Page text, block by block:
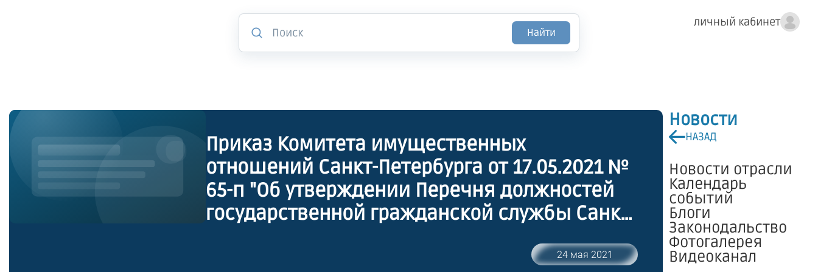
личный кабинет
Найти
Новости
НАЗАД
Новости отрасли
Календарь
событий
Блоги
Законодальство
Фотогалерея
Видеоканал
Приказ Комитета имущественных
отношений Санкт-Петербурга от 17.05.2021 №
65-п "Об утверждении Перечня должностей
государственной гражданской службы Санкт-
24 мая 2021